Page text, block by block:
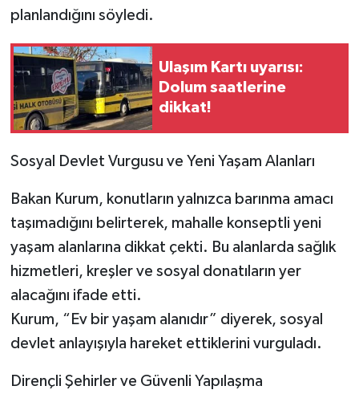
planlandığını söyledi.
Ulaşım Kartı uyarısı:
Dolum saatlerine
dikkat!
Sosyal Devlet Vurgusu ve Yeni Yaşam Alanları
Bakan Kurum, konutların yalnızca barınma amacı
taşımadığını belirterek, mahalle konseptli yeni
yaşam alanlarına dikkat çekti. Bu alanlarda sağlık
hizmetleri, kreşler ve sosyal donatıların yer
alacağını ifade etti.
Kurum, “Ev bir yaşam alanıdır” diyerek, sosyal
devlet anlayışıyla hareket ettiklerini vurguladı.
Dirençli Şehirler ve Güvenli Yapılaşma